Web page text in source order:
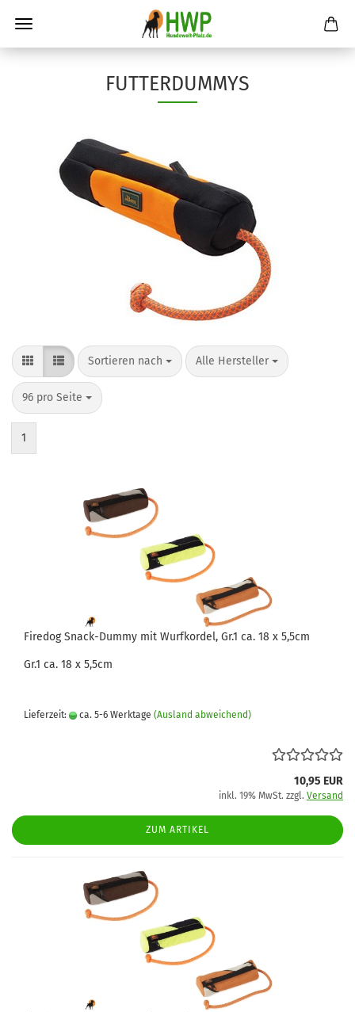
FUTTERDUMMYS
Sortieren nach
Sortieren nach Alle Hersteller
pro Seite
96 pro Seite
pro Seite
1
Firedog Snack-Dummy mit Wurfkordel, Gr.1 ca. 18 x 5,5cm
Gr.1 ca. 18 x 5,5cm
Lieferzeit: ca. 5-6 Werktage (Ausland abweichend)
10,95 EUR
inkl. 19% MwSt. zzgl. Versand
ZUM ARTIKEL